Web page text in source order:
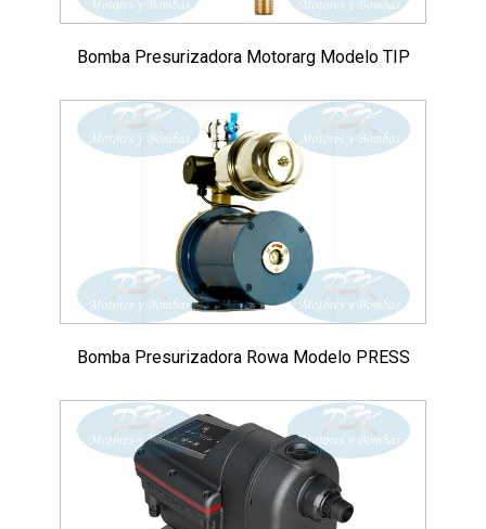
Bomba Presurizadora Motorarg Modelo TIP
Bomba Presurizadora Rowa Modelo PRESS